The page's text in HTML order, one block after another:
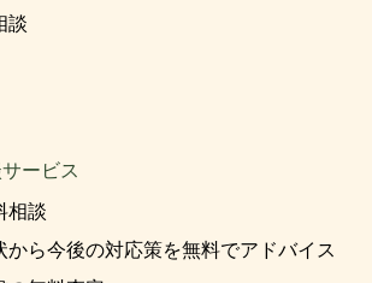
談
ービス
相談
から今後の対応策を無料でアドバイス